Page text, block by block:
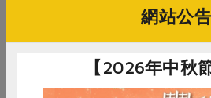
網站公告
【2026年中秋